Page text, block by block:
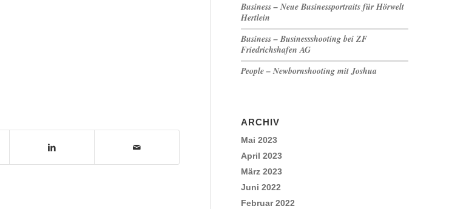
Business – Neue Businessportraits für Hörwelt
Hertlein
Business – Businessshooting bei ZF
Friedrichshafen AG
People – Newbornshooting mit Joshua
ARCHIV
Mai 2023
April 2023
März 2023
Juni 2022
Februar 2022